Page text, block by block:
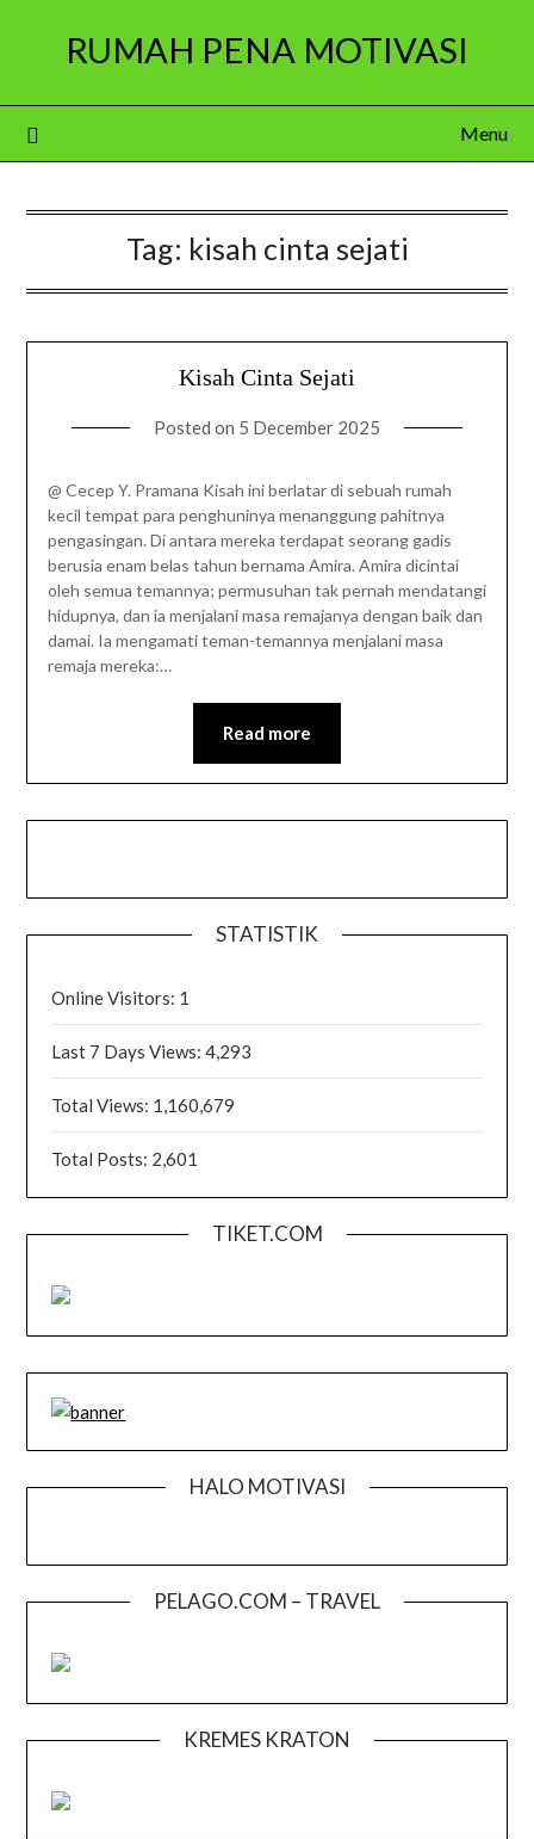
RUMAH PENA MOTIVASI
Menu
Tag: kisah cinta sejati
Kisah Cinta Sejati
Posted on 5 December 2025
@ Cecep Y. Pramana Kisah ini berlatar di sebuah rumah
kecil tempat para penghuninya menanggung pahitnya
pengasingan. Di antara mereka terdapat seorang gadis
berusia enam belas tahun bernama Amira. Amira dicintai
oleh semua temannya; permusuhan tak pernah mendatangi
hidupnya, dan ia menjalani masa remajanya dengan baik dan
damai. Ia mengamati teman-temannya menjalani masa
remaja mereka:…
Read more
STATISTIK
Online Visitors: 1
Last 7 Days Views:4,293
Total Views: 1,160,679
Total Posts: 2,601
TIKET.COM
HALO MOTIVASI
PELAGO.COM – TRAVEL
KREMES KRATON